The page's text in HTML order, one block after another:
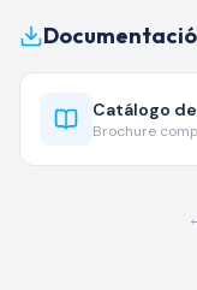
Catálogo de
Brochure